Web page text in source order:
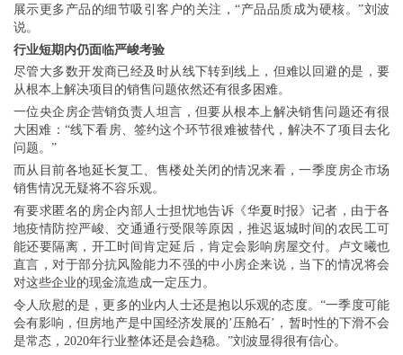
展示更多产品的细节吸引客户的关注，“产品品质成为硬核。”刘波
说。
行业短期内仍面临严峻考验
尽管大多数开发商已经及时从线下转到线上，但难以回避的是，要
从根本上解决项目的销售问题依然还有很多困难。
一位央企房企营销负责人坦言，但要从根本上解决销售问题还有很
大困难：“线下看房、签约这个环节很难被替代，解决不了项目去化
问题。”
而从目前各地延长复工、售楼处关闭的情况来看，一季度房企市场
销售情况无疑将不容乐观。
有要求匿名的房企内部人士担忧地告诉《华夏时报》记者，由于各
地疫情防控严峻、交通通行受限等原因，推迟返城时间的农民工可
能还要隔离，开工时间肯定延后，肯定会影响房屋交付。卢文曦也
直言，对于部分抗风险能力不强的中小房企来说，当下的情况将会
对这些企业的现金流造成一定压力。
令人欣慰的是，更多的业内人士还是抱以乐观的态度。“一季度可能
会有影响，但房地产是中国经济发展的’压舱石’，暂时性的下滑不会
是常态，2020年行业整体还是会趋稳。”刘波显得很有信心。